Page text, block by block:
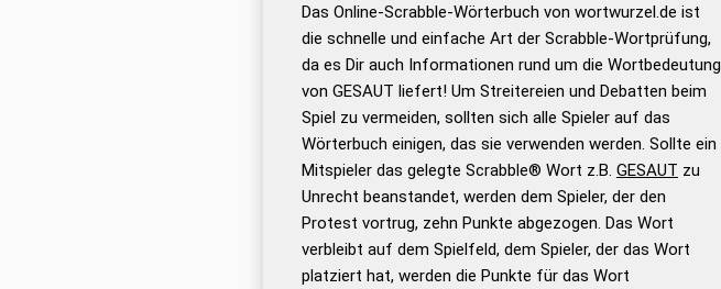
Wortwurzel liefert mit Hilfe eines semantischen
Wortanalyse-Algorithmus gute Anhaltspunkte zu
Wortbedeutung, Worttrennung und Wortform, um die
Gültigkeit eines Wortes für das Scrabble-Spiel zu
bestimmen! zugelassene Turnier Scrabble-
Wörterbücher sind:
Duden – Standardwerk in 12
Bänden
Duden – Richtiges und gutes
Das Online-Scrabble-Wörterbuch von wortwurzel.de ist
die schnelle und einfache Art der Scrabble-Wortprüfung,
da es Dir auch Informationen rund um die Wortbedeutung
von GESAUT liefert! Um Streitereien und Debatten beim
Spiel zu vermeiden, sollten sich alle Spieler auf das
Wörterbuch einigen, das sie verwenden werden. Sollte ein
Mitspieler das gelegte Scrabble® Wort z.B. GESAUT zu
Unrecht beanstandet, werden dem Spieler, der den
Protest vortrug, zehn Punkte abgezogen. Das Wort
verbleibt auf dem Spielfeld, dem Spieler, der das Wort
platziert hat, werden die Punkte für das Wort